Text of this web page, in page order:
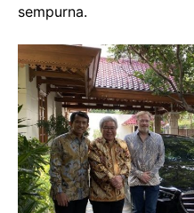
sempurna.